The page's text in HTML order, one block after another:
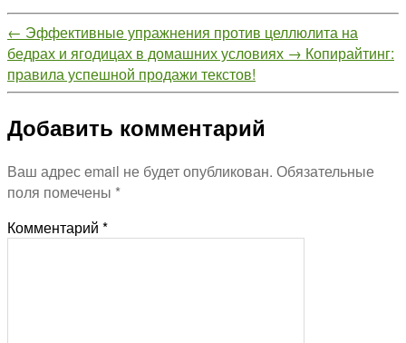
← Эффективные упражнения против целлюлита на
бедрах и ягодицах в домашних условиях → Копирайтинг:
правила успешной продажи текстов!
Добавить комментарий
Ваш адрес email не будет опубликован. Обязательные
поля помечены *
Комментарий *